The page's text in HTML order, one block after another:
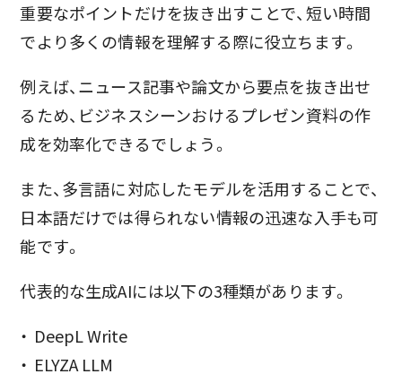
重要なポイントだけを抜き出すことで、短い時間
でより多くの情報を理解する際に役立ちます。
例えば、ニュース記事や論文から要点を抜き出せ
るため、ビジネスシーンおけるプレゼン資料の作
成を効率化できるでしょう。
また、多言語に対応したモデルを活用することで、
日本語だけでは得られない情報の迅速な入手も可
能です。
代表的な生成AIには以下の3種類があります。
DeepL Write
ELYZA LLM